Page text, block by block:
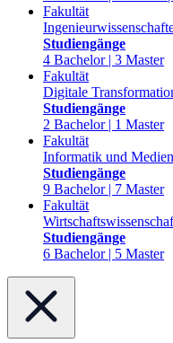
Fakultät
Studiengänge
4 Bachelor | 3 Master
Fakultät
Digitale
Studiengänge
2 Bachelor | 1 Master
Fakultät
Informatik und Medien
Studiengänge
9 Bachelor | 7 Master
Fakultät
Studiengänge
6 Bachelor | 5 Master